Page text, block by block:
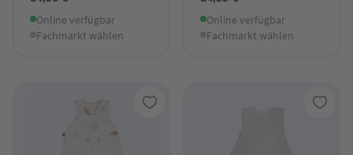
Online verfügbar
Fachmarkt wählen
Online verfügbar
Fachmarkt wählen